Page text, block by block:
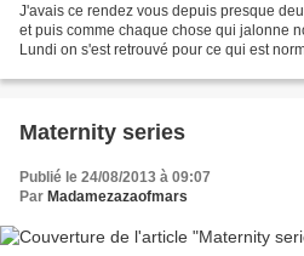
J'avais ce rendez vous depuis presque
et puis comme chaque chose qui jalonne
Lundi on s'est retrouvé pour ce qui est
Maternity series
Publié le 24/08/2013 à 09:07
Par Madamezazaofmars